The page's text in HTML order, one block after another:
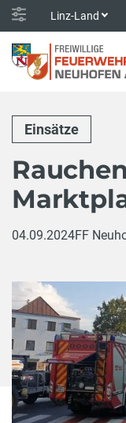
Linz-Land
Einsätze
04.09.2024FF